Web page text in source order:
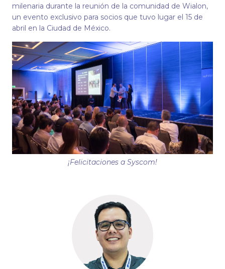
milenaria durante la reunión de la comunidad de Wialon,
un evento exclusivo para socios que tuvo lugar el 15 de
abril en la Ciudad de México.
¡Felicitaciones a Syscom!